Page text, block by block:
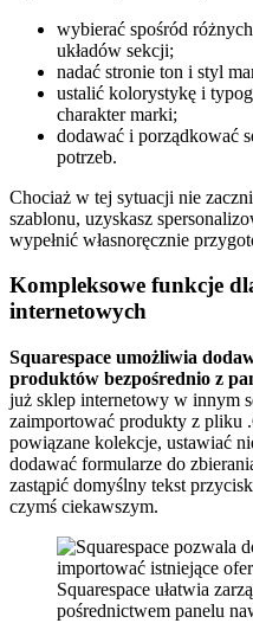
wybierać spośród
układów sekcji;
nadać stronie ton i styl
ustalić kolorystykę i
charakter marki;
dodawać i porządkować
potrzeb.
Chociaż w tej sytuacji nie
szablonu, uzyskasz
wypełnić własnoręcznie
Kompleksowe funkcje
internetowych
Squarespace umożliwia
produktów bezpośrednio z
już sklep internetowy w innym
zaimportować produkty z pliku
powiązane kolekcje, ustawiać
dodawać formularze do
zastąpić domyślny tekst
czymś ciekawszym.
Squarespace ułatwia
pośrednictwem panelu